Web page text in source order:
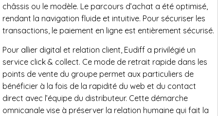
châssis ou le modèle. Le parcours d’achat a été optimisé,
rendant la navigation fluide et intuitive. Pour sécuriser les
transactions, le paiement en ligne est entièrement sécurisé.
Pour allier digital et relation client, Eudiff a privilégié un
service click & collect. Ce mode de retrait rapide dans les
points de vente du groupe permet aux particuliers de
bénéficier à la fois de la rapidité du web et du contact
direct avec l’équipe du distributeur. Cette démarche
omnicanale vise à préserver la relation humaine qui fait la